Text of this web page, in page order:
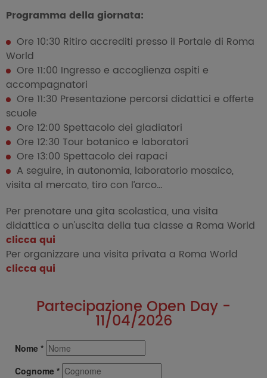
Programma della giornata:
Ore 10:30 Ritiro accrediti presso il Portale di Roma
World
Ore 11:00 Ingresso e accoglienza ospiti e
accompagnatori
Ore 11:30 Presentazione percorsi didattici e offerte
scuole
Ore 12:00 Spettacolo dei gladiatori
Ore 12:30 Tour botanico e laboratori
Ore 13:00 Spettacolo dei rapaci
A seguire, in autonomia, laboratorio mosaico,
visita al mercato, tiro con l’arco…
Per prenotare una gita scolastica, una visita
didattica o un'uscita della tua classe a Roma World
clicca qui
Per organizzare una visita privata a Roma World
clicca qui
Partecipazione Open Day -
11/04/2026